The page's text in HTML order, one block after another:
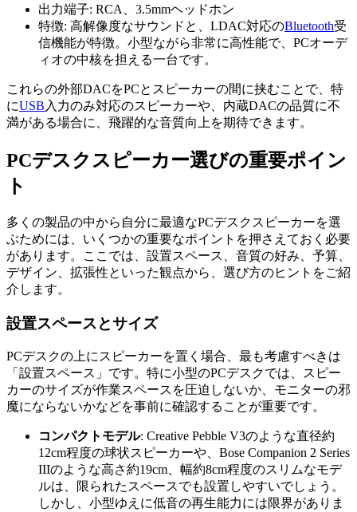
出力端子: RCA、3.5mmヘッドホン
特徴: 高解像度なサウンドと、LDAC対応のBluetooth受
信機能が特徴。小型ながら非常に高性能で、PCオーデ
ィオの中核を担える一台です。
これらの外部DACをPCとスピーカーの間に挟むことで、特
にUSB 入力のみ対応のスピーカーや、内蔵DACの品質に不
満がある場合に、飛躍的な音質向上を期待できます。
PCデスクスピーカー選びの重要ポイン
ト
多くの製品の中から自分に最適なPCデスクスピーカーを選
ぶためには、いくつかの重要なポイントを押さえておく必要
があります。ここでは、設置スペース、音質の好み、予算、
デザイン、拡張性といった観点から、選び方のヒントをご紹
介します。
設置スペースとサイズ
PCデスクの上にスピーカーを置く場合、最も考慮すべきは
「設置スペース」です。特に小型のPCデスクでは、スピー
カーのサイズが作業スペースを圧迫しないか、モニターの邪
魔にならないかなどを事前に確認することが重要です。
コンパクトモデル: Creative Pebble V3のような直径約
12cm程度の球状スピーカーや、Bose Companion 2 Series
IIIのような高さ約19cm、幅約8cm程度のスリムなモデ
ルは、限られたスペースでも設置しやすいでしょう。
しかし、小型ゆえに低音の再生能力には限界がありま